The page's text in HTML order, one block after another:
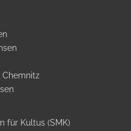
Chemnitz
für Kultus (SMK)